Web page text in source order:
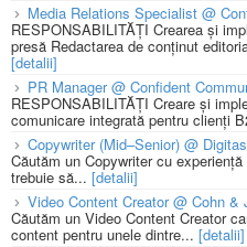
Media Relations Specialist @
RESPONSABILITĂȚI Crearea și
presă Redactarea de conținut
[detalii]
PR Manager @ Confident
RESPONSABILITĂȚI Creare și
comunicare integrată pentru clienți
Copywriter (Mid–Senior) @
Căutăm un Copywriter cu
trebuie să... [detalii]
Video Content Creator @ Cohn &
Căutăm un Video Content Creator
content pentru unele dintre... [detalii]